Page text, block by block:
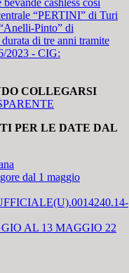
cashless così
“PERTINI” di Turi
Pinto” di
di tre anni tramite
2023 - CIG:
COLLEGARSI
PER LE DATE DAL
dal 1 maggio
AL 13 MAGGIO 22